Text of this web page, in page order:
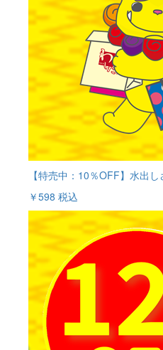
【特売中：10％OFF】水出
￥598 税込